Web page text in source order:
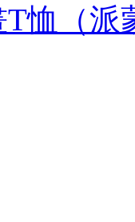
恤（派